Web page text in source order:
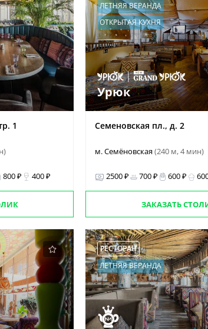
1
800 ₽ 400 ₽
ЛЕТНЯЯ ВЕРАНДА
ОТКРЫТАЯ КУХНЯ
Урюк
Семеновская пл., д. 2
м. Семёновская(240 м, 4 мин)
2500 ₽ 700 ₽ 600 ₽
ЗАКАЗАТЬ
РЕСТОРАН
ЛЕТНЯЯ ВЕРАНДА